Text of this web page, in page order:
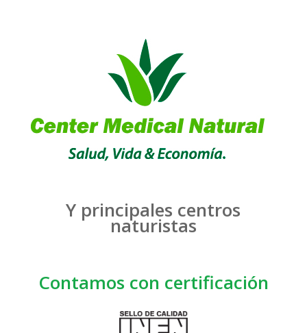
Y principales centros
naturistas
Contamos con certificación